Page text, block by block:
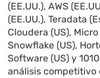
(EE.UU.),AWS
(EE.UU.), Teradata
Cloudera (US),
Snowflake (US),
Software (US) y
análisis competitivo